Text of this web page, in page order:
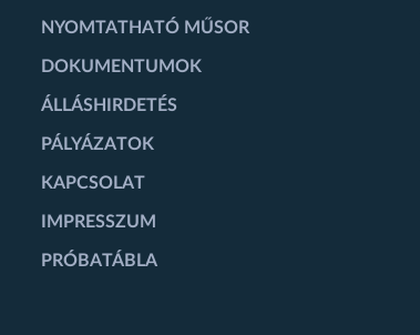
NYOMTATHATÓ MŰSOR
DOKUMENTUMOK
ÁLLÁSHIRDETÉS
PÁLYÁZATOK
KAPCSOLAT
IMPRESSZUM
PRÓBATÁBLA